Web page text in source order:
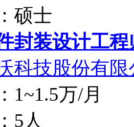
硕士
封装设计工程
科技股份有限
1~1.5万/月
5人